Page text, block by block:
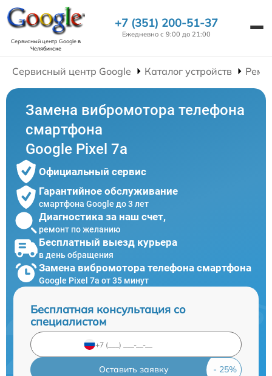
Сервисный центр Googleв
Челябинске
+7 (351) 200-51-37
Ежедневно с 9:00 до 21:00
Сервисный центр Google Каталог устройств
Замена вибромотора телефона
смартфона
Google Pixel 7a
Официальный сервис
Гарантийное обслуживание
смартфона Google до 3 лет
Диагностика за наш счет,
ремонт по желанию
Бесплатный выезд курьера
в день обращения
Замена вибромотора телефона смартфона
Google Pixel 7a от 35 минут
Бесплатная консультация со
специалистом
Оставить заявку